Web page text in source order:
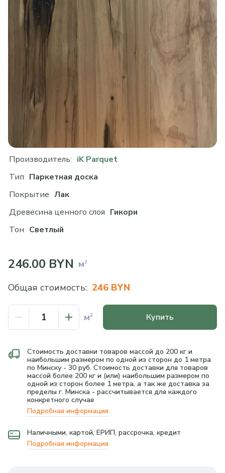
Производитель: iK Parquet
Тип Паркетная доска
Покрытие Лак
Древесина ценного слоя Гикори
Тон Светлый
246.00 BYN м2
Общая стоимость: 246 BYN
м2 Купить
Стоимость доставки товаров массой до 200 кг и
наибольшим размером по одной из сторон до 1 метра
по Минску - 30 руб. Стоимость доставки для товаров
массой более 200 кг и (или) наибольшим размером по
одной из сторон более 1 метра, а так же доставка за
пределы г. Минска - рассчитывается для каждого
конкретного случая
Подробная информация
Наличными, картой, ЕРИП, рассрочка, кредит
Подробная информация